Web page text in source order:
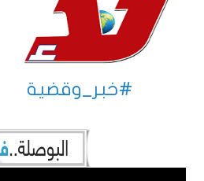
#خبر_وقضية